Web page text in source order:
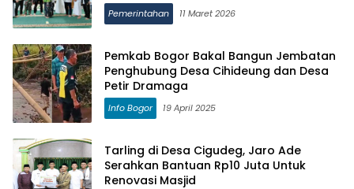
Pemerintahan 11 Maret 2026
Pemkab Bogor Bakal Bangun Jembatan
Penghubung Desa Cihideung dan Desa
Petir Dramaga
Info Bogor 19 April 2025
Tarling di Desa Cigudeg, Jaro Ade
Serahkan Bantuan Rp10 Juta Untuk
Renovasi Masjid